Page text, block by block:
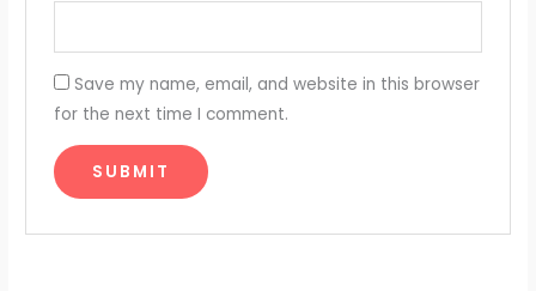
Save my name, email, and website in this browser
for the next time I comment.